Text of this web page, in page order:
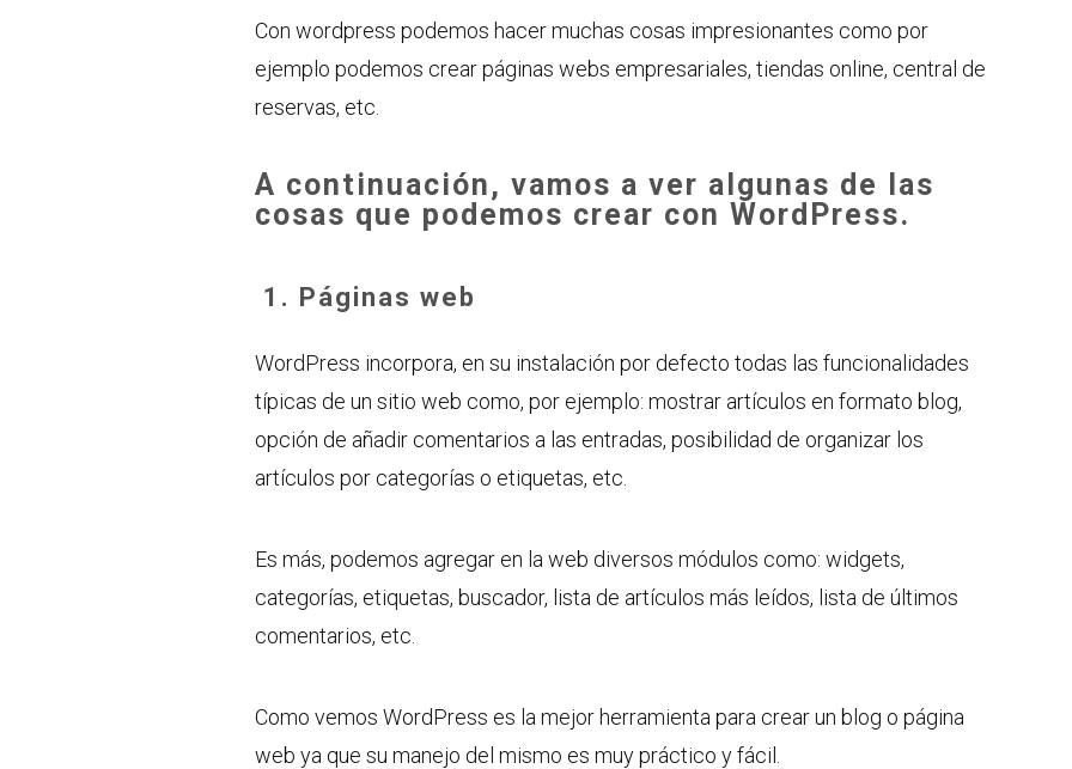
Con wordpress podemos hacer muchas cosas impresionantes como por
ejemplo podemos crear páginas webs empresariales, tiendas online, central de
reservas, etc.
A continuación, vamos a ver algunas de las
cosas que podemos crear con WordPress.
1. Páginas web
WordPress incorpora, en su instalación por defecto todas las funcionalidades
típicas de un sitio web como, por ejemplo: mostrar artículos en formato blog,
opción de añadir comentarios a las entradas, posibilidad de organizar los
artículos por categorías o etiquetas, etc.
Es más, podemos agregar en la web diversos módulos como: widgets,
categorías, etiquetas, buscador, lista de artículos más leídos, lista de últimos
comentarios, etc.
Como vemos WordPress es la mejor herramienta para crear un blog o página
web ya que su manejo del mismo es muy práctico y fácil.